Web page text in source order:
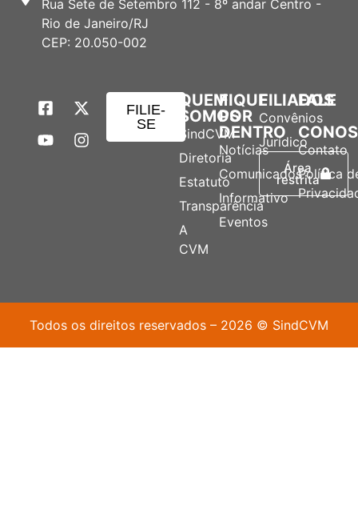
Rua Sete de Setembro 112 - 8º andar Centro -
Rio de Janeiro/RJ
CEP: 20.050-002
FILIE-
SE
QUEM
SOMOS
SindCVM
Diretoria
Estatuto
Transparência
A
CVM
FIQUE
POR
DENTRO
Notícias
Comunicados
Informativo
Eventos
FILIADOS
Convênios
Jurídico
Área
restrita
FALE
Contato
Política
Todos os direitos reservados – 2026 © SindCVM